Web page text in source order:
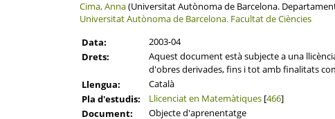
Cima, Anna(Universitat Autònoma de Barcelona.
Universitat Autònoma de Barcelona. Facultat de Ciències
Data:
2003-04
Drets:
Aquest document està subjecte a una
d'obres derivades, fins i tot amb finalitats
Llengua:
Català
Pla d'estudis:
Llicenciat en Matemàtiques[466]
Document:
Objecte d'aprenentatge